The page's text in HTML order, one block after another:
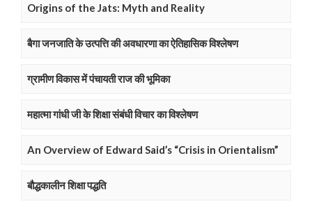
Origins of the Jats: Myth and Reality
बैगा जनजाति के उत्पत्ति की अवधारणा का ऐतिहासिक विश्लेषण
ग्रामीण विकास में पंचायती राज की भूमिका
महात्मा गांधी जी के शिक्षा संबंधी विचार का विश्लेषण
An Overview of Edward Said’s “Crisis in Orientalism”
बौद्धकालीन शिक्षा पद्धति